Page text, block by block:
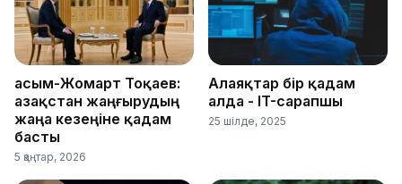
Қасым-Жомарт Тоқаев:
Қазақстан жаңғырудың
жаңа кезеңіне қадам
басты
5 қаңтар, 2026
Алаяқтар бір қадам
алда - IT-сарапшы
25 шілде, 2025